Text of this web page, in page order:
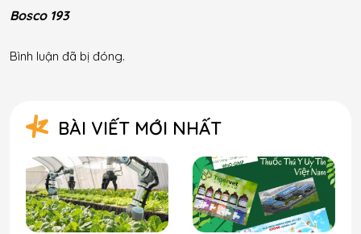
Bosco 193
Bình luận đã bị đóng.
BÀI VIẾT MỚI NHẤT